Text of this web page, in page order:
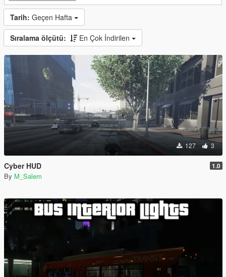
Tarih: Geçen Hafta
Sıralama ölçütü: En Çok İndirilen
127 3
Cyber HUD 1.0
By M_Salem